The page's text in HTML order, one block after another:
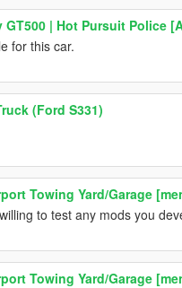
GT500 | Hot Pursuit Police
for this car.
(Ford S331)
Towing Yard/Garage
to test any mods you
Towing Yard/Garage